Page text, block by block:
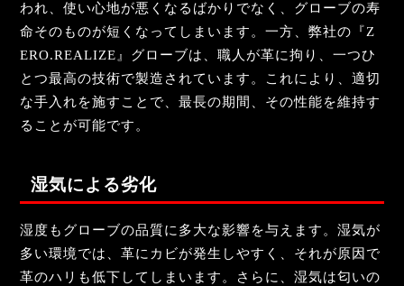
われ、使い心地が悪くなるばかりでなく、グローブの寿
命そのものが短くなってしまいます。一方、弊社の『Z
ERO.REALIZE』グローブは、職人が革に拘り、一つひ
とつ最高の技術で製造されています。これにより、適切
な手入れを施すことで、最長の期間、その性能を維持す
ることが可能です。
湿気による劣化
湿度もグローブの品質に多大な影響を与えます。湿気が
多い環境では、革にカビが発生しやすく、それが原因で
革のハリも低下してしまいます。さらに、湿気は匂いの